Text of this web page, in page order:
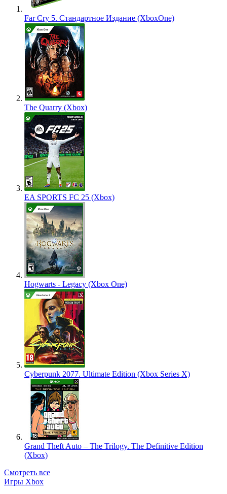
Far Cry 5. Стандартное Издание (XboxOne)
The Quarry (Xbox)
EA SPORTS FC 25 (Xbox)
Hogwarts - Legacy (Xbox One)
Cyberpunk 2077. Ultimate Edition (Xbox Series X)
Grand Theft Auto – The Trilogy. The Definitive Edition
(Xbox)
Смотреть все
Игры Xbox